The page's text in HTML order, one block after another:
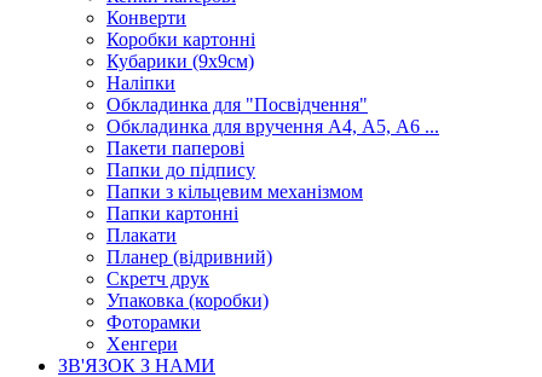
Конверти
Коробки картонні
Кубарики (9х9см)
Наліпки
Обкладинка для "Посвідчення"
Обкладинка для вручення А4, А5, А6 ...
Пакети паперові
Папки до підпису
Папки з кільцевим механізмом
Папки картонні
Плакати
Планер (відривний)
Скретч друк
Упаковка (коробки)
Фоторамки
Хенгери
ЗВ'ЯЗОК З НАМИ